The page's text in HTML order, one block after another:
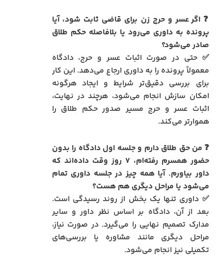
❓ اگر عسر و حرج زن برای قاضی ثابت شود، آیا
پرونده به داوری می‌رود یا بلافاصله حکم طلاق
صادر می‌شود؟
✅ حتی در صورت اثبات عسر و حرج، دادگاه
معمولاً پرونده را به داوری ارجاع می‌دهد. این کار
برای بررسی دقیق‌تر شرایط و ایجاد هرگونه
امکان سازش انجام می‌شود، هرچند در نهایت،
اثبات عسر و حرج مسیر صدور حکم طلاق را
هموارتر می‌کند.
❓ من حق طلاق دارم و جلسه اول دادگاه را بدون
حضور همسرم رفته‌ام، ۷ روز وقت داده‌اند که
داور بیاورم. آیا همه چیز در جلسه داوری تمام
می‌شود یا مراحل دیگری هم هست؟
✅ داوری تنها یک بخش از روند رسیدگی است.
بعد از آن، دادگاه بر اساس نظر داور و سایر
مدارک تصمیم نهایی را می‌گیرد. در صورت نیاز،
مراحل دیگری مانند مشاوره یا بررسی‌های
تکمیلی نیز انجام می‌شود.